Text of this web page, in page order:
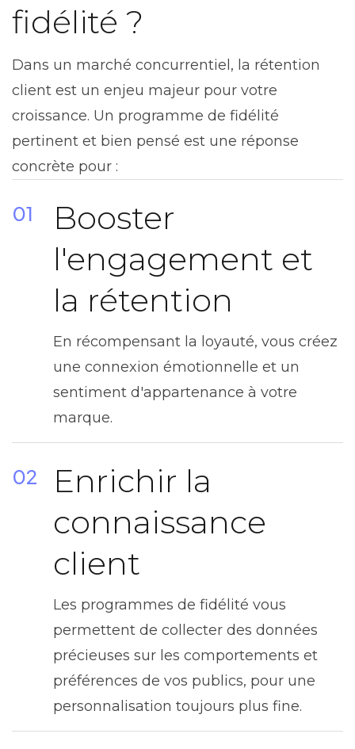
fidélité ?
Dans un marché concurrentiel, la rétention
client est un enjeu majeur pour votre
croissance. Un programme de fidélité
pertinent et bien pensé est une réponse
concrète pour :
01
Booster
l'engagement et
la rétention
En récompensant la loyauté, vous créez
une connexion émotionnelle et un
sentiment d'appartenance à votre
marque.
02
Enrichir la
connaissance
client
Les programmes de fidélité vous
permettent de collecter des données
précieuses sur les comportements et
préférences de vos publics, pour une
personnalisation toujours plus fine.